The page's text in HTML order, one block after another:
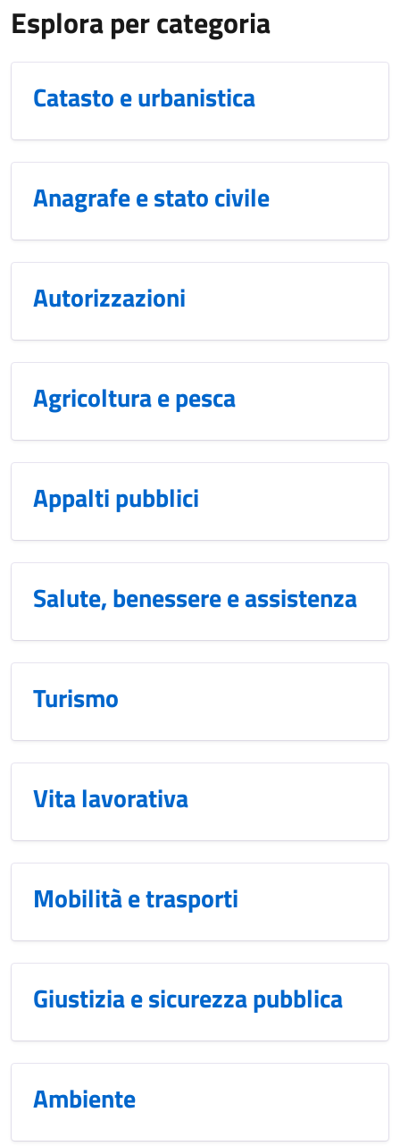
Esplora per categoria
Catasto e urbanistica
Anagrafe e stato civile
Autorizzazioni
Agricoltura e pesca
Appalti pubblici
Salute, benessere e assistenza
Turismo
Vita lavorativa
Mobilità e trasporti
Giustizia e sicurezza pubblica
Ambiente